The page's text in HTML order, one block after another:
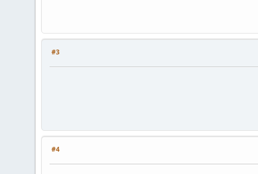
#3
#4